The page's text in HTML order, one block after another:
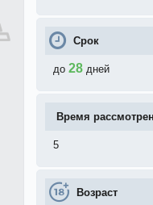
Срок
до 28 дней
Время
5
Возраст